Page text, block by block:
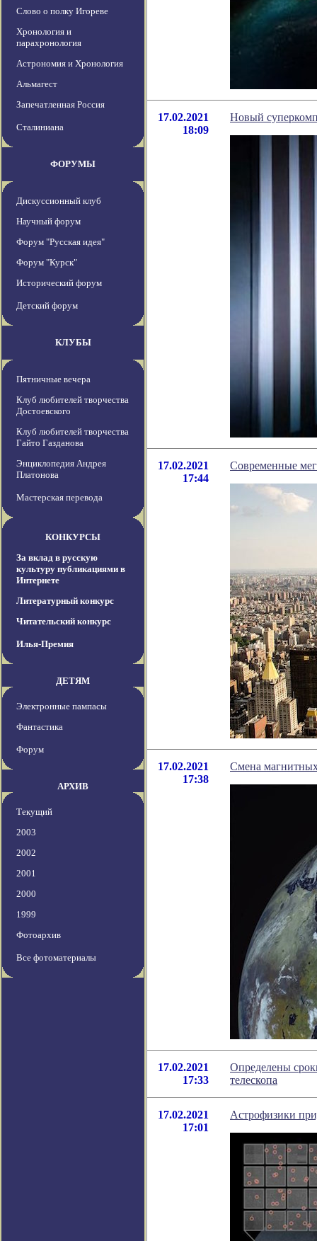
Слово о полку Игореве
Хронология и
парахронология
Астрономия и Хронология
Альмагест
Запечатленная Россия
Сталиниана
ФОРУМЫ
Дискуссионный клуб
Научный форум
Форум "Русская идея"
Форум "Курск"
Исторический форум
Детский форум
КЛУБЫ
Пятничные вечера
Клуб любителей творчества
Достоевского
Клуб любителей творчества
Гайто Газданова
Энциклопедия Андрея
Платонова
Мастерская перевода
КОНКУРСЫ
За вклад в русскую
культуру публикациями в
Интернете
Литературный конкурс
Читательский конкурс
Илья-Премия
ДЕТЯМ
Электронные пампасы
Фантастика
Форум
АРХИВ
Текущий
2003
2002
2001
2000
1999
Фотоархив
Все фотоматериалы
17.02.2021
18:09
Новый
17.02.2021
17:44
Современные
17.02.2021
17:38
Смена
17.02.2021
17:33
Определены
телескопа
17.02.2021
17:01
Астрофизики